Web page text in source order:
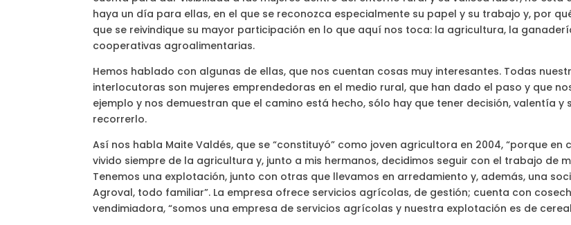
haya un día para ellas, en el que se reconozca especialmente su papel y su trabajo y, por
que se reivindique su mayor participación en lo que aquí nos toca: la agricultura, la
cooperativas agroalimentarias.
Hemos hablado con algunas de ellas, que nos cuentan cosas muy interesantes. Todas
interlocutoras son mujeres emprendedoras en el medio rural, que han dado el paso y que
ejemplo y nos demuestran que el camino está hecho, sólo hay que tener decisión, valentía y
recorrerlo.
Así nos habla Maite Valdés, que se “constituyó” como joven agricultora en 2004, “porque en
vivido siempre de la agricultura y, junto a mis hermanos, decidimos seguir con el trabajo de
Tenemos una explotación, junto con otras que llevamos en arredamiento y, además, una
Agroval, todo familiar”. La empresa ofrece servicios agrícolas, de gestión; cuenta con
vendimiadora, “somos una empresa de servicios agrícolas y nuestra explotación es de